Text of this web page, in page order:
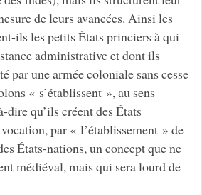
de leurs avancées. Ainsi les
ils les petits États princiers à qui
administrative et dont ils
par une armée coloniale sans cesse
« s’établissent », au sens
dire qu’ils créent des États
par « l’établissement » de
États-nations, un concept que ne
médiéval, mais qui sera lourd de